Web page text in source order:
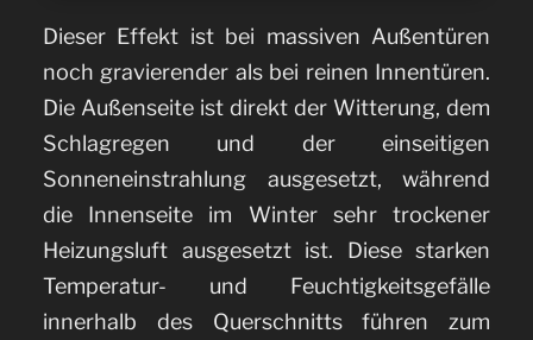
Dieser Effekt ist bei massiven Außentüren
noch gravierender als bei reinen Innentüren.
Die Außenseite ist direkt der Witterung, dem
Schlagregen und der einseitigen
Sonneneinstrahlung ausgesetzt, während
die Innenseite im Winter sehr trockener
Heizungsluft ausgesetzt ist. Diese starken
Temperatur- und Feuchtigkeitsgefälle
innerhalb des Querschnitts führen zum